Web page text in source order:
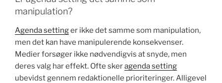
manipulation?
Agenda settinger ikke det samme som manipulation,
men det kan have manipulerende konsekvenser.
Medier forsøger ikke nødvendigvis at snyde, men
deres valg har effekt. Ofte skeragenda setting
ubevidst gennem redaktionelle prioriteringer. Alligevel